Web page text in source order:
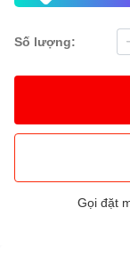
Số lượng:
Gọi đặt